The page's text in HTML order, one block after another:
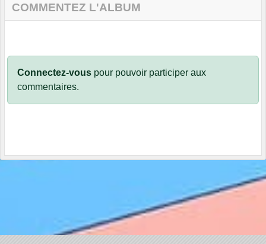
COMMENTEZ L'ALBUM
Connectez-vous pour pouvoir participer aux
commentaires.